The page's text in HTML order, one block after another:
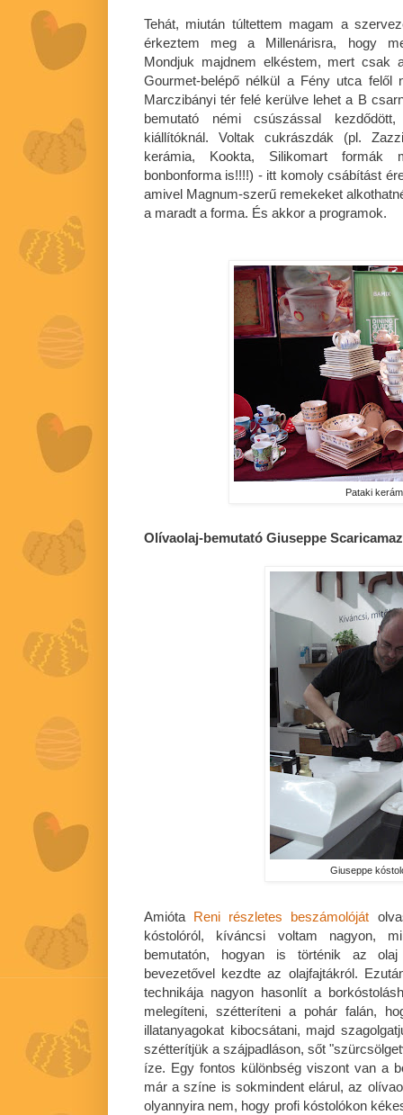
Tehát, miután túltettem magam a
érkeztem meg a Millenárisra, hogy
Mondjuk majdnem elkéstem, mert csak
Gourmet-belépő nélkül a Fény utca
Marczibányi tér felé kerülve lehet a B
bemutató némi csúszással
kiállítóknál. Voltak cukrászdák (pl.
kerámia, Kookta, Silikomart formák
bonbonforma is!!!!) - itt komoly csábítást
amivel Magnum-szerű remekeket
a maradt a forma. És akkor a programok.
Pataki
Olívaolaj-bemutató Giuseppe
Giuseppe
Amióta Reni részletes beszámolóját
kóstolóról, kíváncsi voltam nagyon,
bemutatón, hogyan is történik az
bevezetővel kezdte az olajfajtákról.
technikája nagyon hasonlít a
melegíteni, szétteríteni a pohár falán,
illatanyagokat kibocsátani, majd
szétterítjük a szájpadláson, sőt
íze. Egy fontos különbség viszont van a
már a színe is sokmindent elárul, az
olyannyira nem, hogy profi kóstolókon